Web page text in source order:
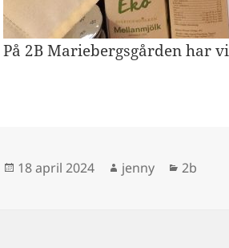
På 2B Mariebergsgården har
Postat
18 april 2024 Författare
jenny 2b